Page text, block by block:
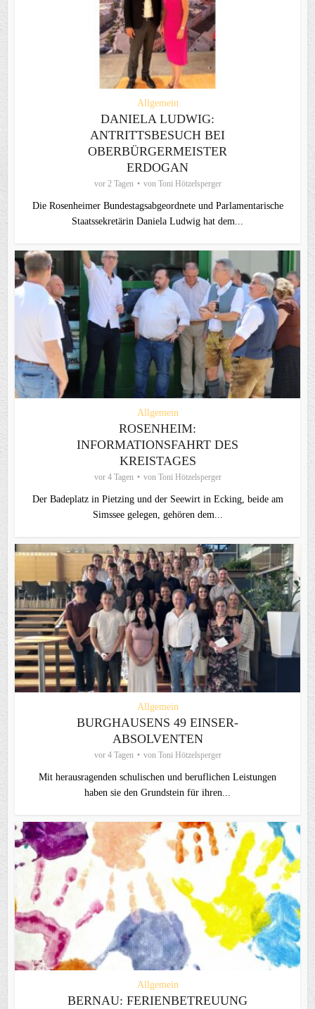
Allgemein
DANIELA LUDWIG:
ANTRITTSBESUCH BEI
OBERBÜRGERMEISTER
ERDOGAN
vor 2 Tagen von Toni Hötzelsperger
Die Rosenheimer Bundestagsabgeordnete und Parlamentarische
Staatssekretärin Daniela Ludwig hat dem...
Allgemein
ROSENHEIM:
INFORMATIONSFAHRT DES
KREISTAGES
vor 4 Tagen von Toni Hötzelsperger
Der Badeplatz in Pietzing und der Seewirt in Ecking, beide am
Simssee gelegen, gehören dem...
Allgemein
BURGHAUSENS 49 EINSER-
ABSOLVENTEN
vor 4 Tagen von Toni Hötzelsperger
Mit herausragenden schulischen und beruflichen Leistungen
haben sie den Grundstein für ihren...
Allgemein
BERNAU: FERIENBETREUUNG